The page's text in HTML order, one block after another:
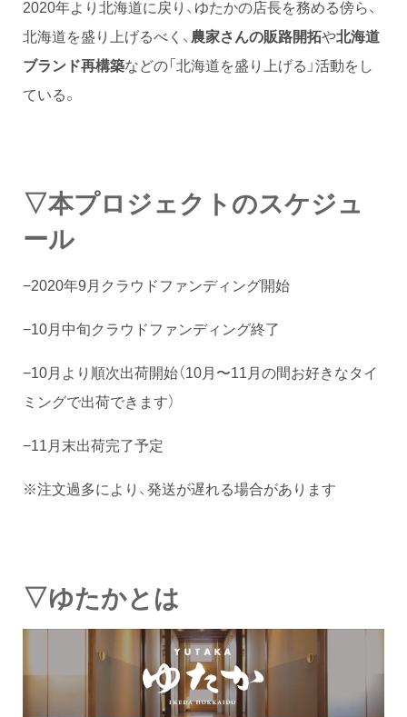
2020年より北海道に戻り、ゆたかの店長を務める傍ら、
北海道を盛り上げるべく、 農家さんの販路開拓や北海道
ブランド再構築などの「北海道を盛り上げる」活動をし
ている。
▽本プロジェクトのスケジュ
ール
−2020年9月クラウドファンディング開始
−10月中旬クラウドファンディング終了
−10月より順次出荷開始（10月〜11月の間お好きなタイ
ミングで出荷できます）
−11月末出荷完了予定
※注文過多により、発送が遅れる場合があります
▽ゆたかとは